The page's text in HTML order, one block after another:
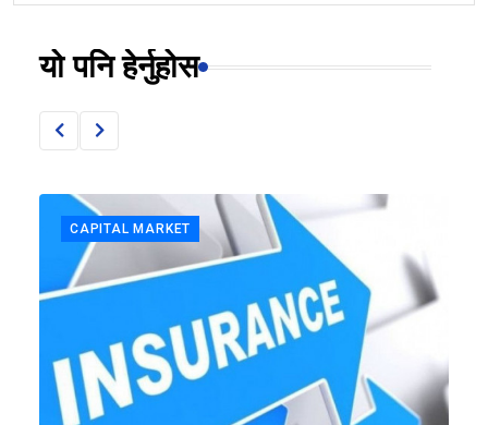
यो पनि हेर्नुहोस
CAPITAL MARKET